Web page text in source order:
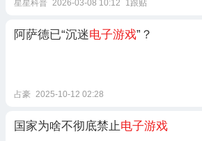
星星科普 2026-03-08 10:12 1跟贴
阿萨德已“沉迷电子游戏”？
占豪 2025-10-12 02:28
国家为啥不彻底禁止电子游戏